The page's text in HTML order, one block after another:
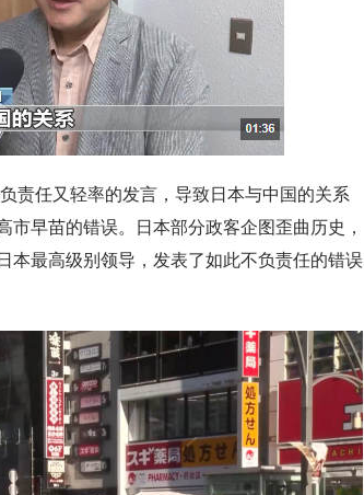
责任又轻率的发言，导致日本与中国的关系
早苗的错误。日本部分政客企图歪曲历史，
本最高级别领导，发表了如此不负责任的错误